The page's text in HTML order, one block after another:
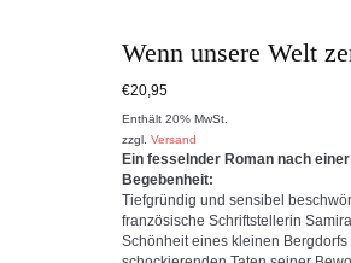
Wenn unsere Welt
€20,95
Enthält 20% MwSt.
zzgl. Versand
Ein fesselnder Roman nach
Begebenheit:
Tiefgründig und sensibel
französische Schriftstellerin
Schönheit eines kleinen